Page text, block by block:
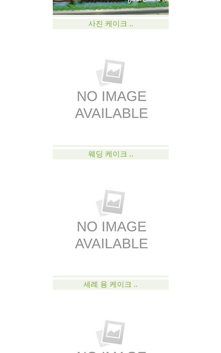
사진 케이크 ..
웨딩 케이크 ..
세례 용 케이크 ..